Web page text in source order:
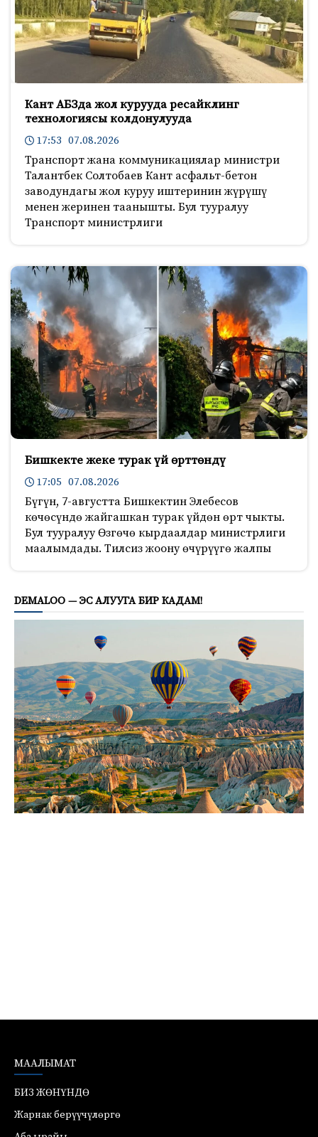
Кант АБЗда жол курууда ресайклинг
технологиясы колдонулууда
17:53 07.08.2026
Транспорт жана коммуникациялар министри
Талантбек Солтобаев Кант асфальт-бетон
заводундагы жол куруу иштеринин жүрүшү
менен жеринен таанышты. Бул тууралуу
Транспорт министрлиги
Бишкекте жеке турак үй өрттөндү
17:05 07.08.2026
Бүгүн, 7-августта Бишкектин Элебесов
көчөсүндө жайгашкан турак үйдөн өрт чыкты.
Бул тууралуу Өзгөчө кырдаалдар министрлиги
маалымдады. Тилсиз жоону өчүрүүгө жалпы
DEMALOO — ЭС АЛУУГА БИР КАДАМ!
МААЛЫМАТ
БИЗ ЖӨНҮНДӨ
Жарнак берүүчүлөргө